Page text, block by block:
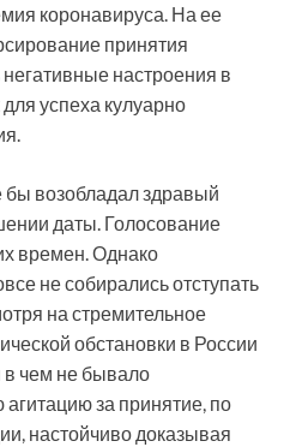
коронавируса. На ее
принятия
настроения в
успеха кулуарно
возобладал здравый
даты. Голосование
времен. Однако
не собирались отступать
на стремительное
обстановки в России
чем не бывало
за принятие, по
настойчиво доказывая